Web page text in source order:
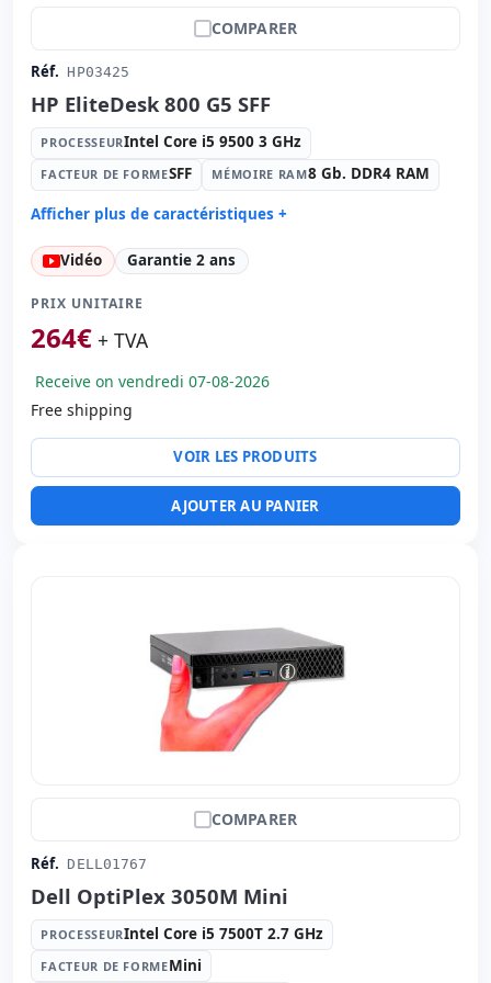
COMPARER
Réf. HP03425
HP EliteDesk 800 G5 SFF
PROCESSEURIntel Core i5 9500 3 GHz
FACTEUR DE FORMESFF MÉMOIRE RAM8 Gb. DDR4 RAM
Afficher plus de caractéristiques +
Processeur: Intel Core i5 9500 3 GHz.
Facteur de forme: SFF
Mémoire RAM:
Disque dur: 256 Gb. SSD M2
Son: Synaptics HD Audio
Réseau: Intel Ethernet Connection I219-LM
Système opératif: Windows 11 Pro
4x USB 2.0 · 6x USB 3.0 · USB-C
Ports vidéo: 2x Display Port
RJ-45
Vidéo Garantie 2 ans
PRIX UNITAIRE
264€ + TVA
Receive on vendredi 07-08-2026
Free shipping
VOIR LES PRODUITS
AJOUTER AU PANIER
COMPARER
Réf. DELL01767
Dell OptiPlex 3050M Mini
PROCESSEURIntel Core i5 7500T 2.7 GHz
FACTEUR DE FORMEMini